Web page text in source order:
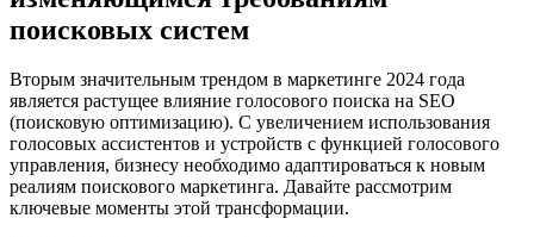
поисковых систем
Вторым значительным трендом в маркетинге 2024 года
является растущее влияние голосового поиска на SEO
(поисковую оптимизацию). С увеличением использования
голосовых ассистентов и устройств с функцией голосового
управления, бизнесу необходимо адаптироваться к новым
реалиям поискового маркетинга. Давайте рассмотрим
ключевые моменты этой трансформации.